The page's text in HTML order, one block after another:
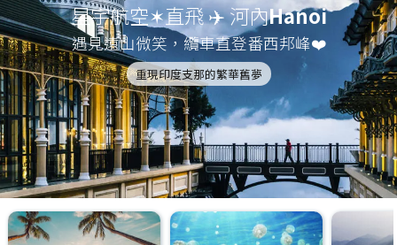
星宇航空✶直飛 ✈️ 河內Hanoi
遇見遠山微笑，纜車直登番西邦峰❤️
重現印度支那的繁華舊夢